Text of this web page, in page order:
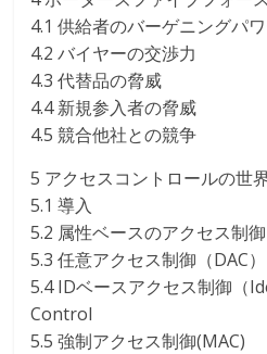
4.1 供給者のバーゲニングパ
4.2 バイヤーの交渉力
4.3 代替品の脅威
4.4 新規参入者の脅威
4.5 競合他社との競争
5 アクセスコントロールの世
5.1 導入
5.2 属性ベースのアクセス制御
5.3 任意アクセス制御（DAC）
5.4 IDベースアクセス制御（
Control
5.5 強制アクセス制御(MAC)